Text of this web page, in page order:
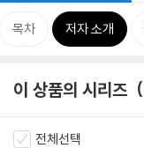
목차 저자 소개
이 상품의 시리즈
전체선택